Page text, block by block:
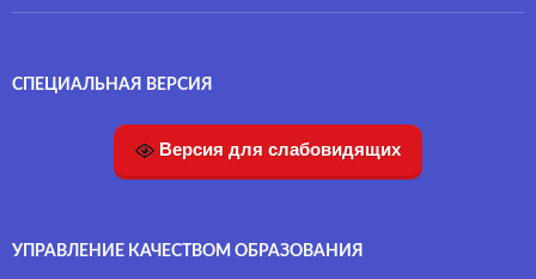
СПЕЦИАЛЬНАЯ ВЕРСИЯ
Версия для слабовидящих
УПРАВЛЕНИЕ КАЧЕСТВОМ ОБРАЗОВАНИЯ